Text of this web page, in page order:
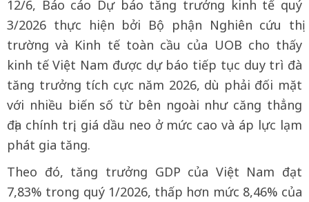
12/6, Báo cáo Dự báo tăng trưởng kinh tế quý
3/2026 thực hiện bởi Bộ phận Nghiên cứu thị
trường và Kinh tế toàn cầu của UOB cho thấy
kinh tế Việt Nam được dự báo tiếp tục duy trì đà
tăng trưởng tích cực năm 2026, dù phải đối mặt
với nhiều biến số từ bên ngoài như căng thẳng
địa chính trị, giá dầu neo ở mức cao và áp lực lạm
phát gia tăng.
Theo đó, tăng trưởng GDP của Việt Nam đạt
7,83% trong quý 1/2026, thấp hơn mức 8,46% của